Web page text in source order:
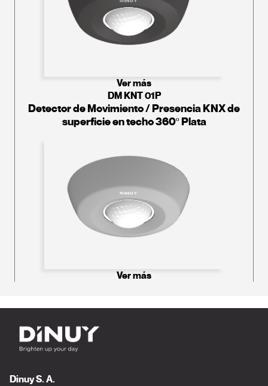
Ver más
DM KNT 01P
Detector de Movimiento / Presencia KNX de
superficie en techo 360º Plata
Ver más
Dinuy S. A.